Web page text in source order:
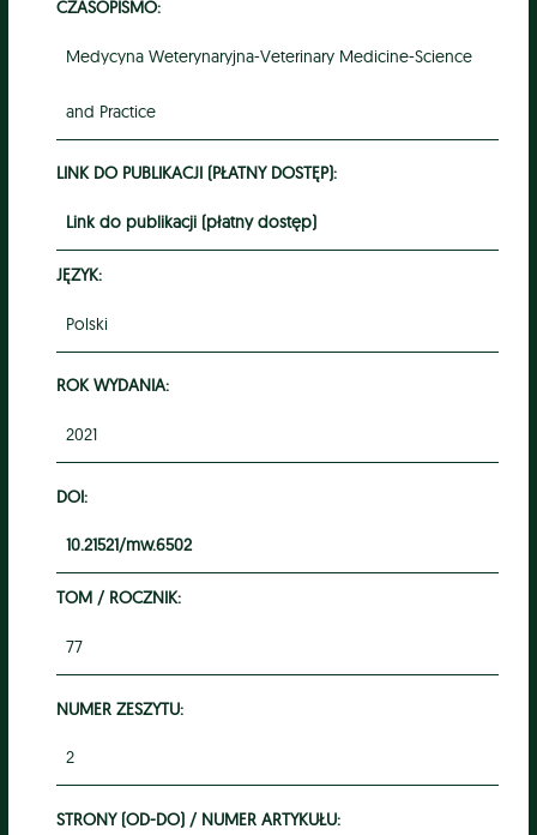
CZASOPISMO:
Medycyna Weterynaryjna-Veterinary Medicine-Science
and Practice
LINK DO PUBLIKACJI (PŁATNY DOSTĘP):
Link do publikacji (płatny dostęp)
JĘZYK:
Polski
ROK WYDANIA:
2021
DOI:
10.21521/mw.6502
TOM / ROCZNIK:
77
NUMER ZESZYTU:
2
STRONY (OD-DO) / NUMER ARTYKUŁU: